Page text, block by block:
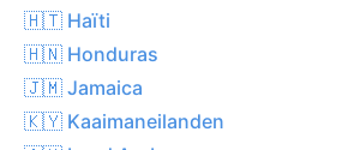
🇭🇹 Haïti
🇭🇳 Honduras
🇯🇲 Jamaica
🇰🇾 Kaaimaneilanden